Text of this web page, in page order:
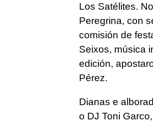
Los Satélites.
Peregrina, con
comisión de
Seixos, música
edición,
Pérez.
Dianas e
o DJ Toni